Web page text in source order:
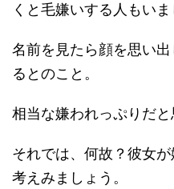
くと毛嫌いする人もいま
名前を見たら顔を思い
るとのこと。
相当な嫌われっぷりだと
それでは、何故？彼女
考えみましょう。